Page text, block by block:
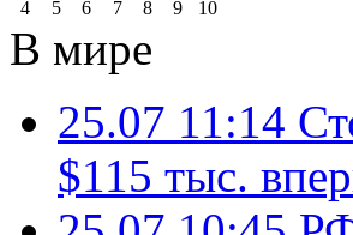
4
5 6 7 8 9 10
В мире
25.07 11:14
$115 тыс.